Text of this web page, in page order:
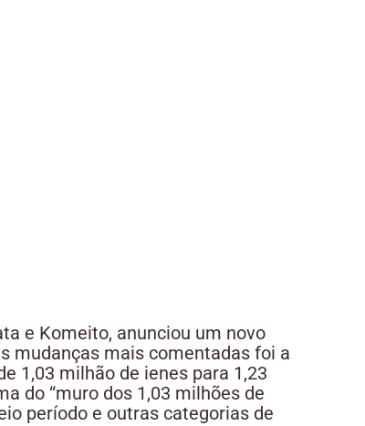
e Komeito, anunciou um novo
mudanças mais comentadas foi a
1,03 milhão de ienes para 1,23
do “muro dos 1,03 milhões de
período e outras categorias de